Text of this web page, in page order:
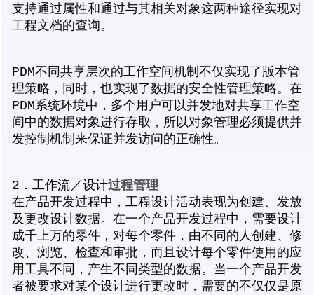
支持通过属性和通过与其相关对象这两种途径实现对
工程文档的查询。
PDM不同共享层次的工作空间机制不仅实现了版本管
理策略，同时，也实现了数据的安全性管理策略。在
PDM系统环境中，多个用户可以并发地对共享工作空
间中的数据对象进行存取，所以对象管理必须提供并
发控制机制来保证并发访问的正确性。
2．工作流／设计过程管理
在产品开发过程中，工程设计活动表现为创建、发放
及更改设计数据。在一个产品开发过程中，需要设计
成千上万的零件，对每个零件，由不同的人创建、修
改、浏览、检查和审批，而且设计每个零件使用的应
用工具不同，产生不同类型的数据。当一个产品开发
者被要求对某个设计进行更改时，需要的不仅仅是原